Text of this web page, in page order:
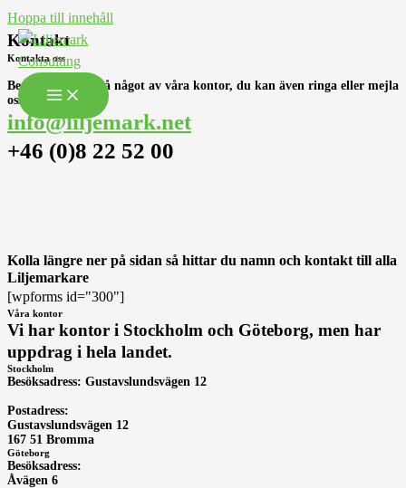
Hoppa till innehåll
Kontakt
Kontakta oss
Besök oss gärna på något av våra kontor, du kan även ringa eller mejla
oss.
info@liljemark.net
+46 (0)8 22 52 00
Kolla längre ner på sidan så hittar du namn och kontakt till alla
Liljemarkare
[wpforms id="300"]
Våra kontor
Vi har kontor i Stockholm och Göteborg, men har
uppdrag i hela landet.
Stockholm
Besöksadress: Gustavslundsvägen 12
Postadress:
Gustavslundsvägen 12
167 51 Bromma
Göteborg
Besöksadress:
Åvägen 6